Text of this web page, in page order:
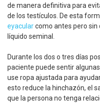
de manera definitiva para
de los testículos. De esta
eyacularcomo antes pero sin
líquido seminal.
Durante los dos o tres días
paciente puede sentir
use ropa ajustada para
esto reduce la hinchazón, el
que la persona no tenga